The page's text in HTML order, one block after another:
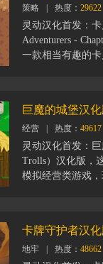
全力击退邪恶的史
局，这取决于你
策略 热度： 29622
灵动汉化首发：
Adventurers -
一款相当有趣的
过程中你将不断
改进你的卡组，
的新牌，这样可
巨魔的城堡汉化
经营 热度： 49617
灵动汉化首发：
Trolls）汉化版，
模拟经营类游戏
卡牌守护者汉化
地牢 热度： 48662